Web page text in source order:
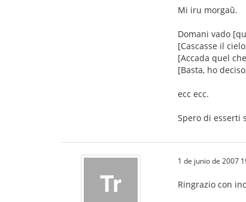
Mi iru morgaŭ.
Domani vado
[Cascasse il
[Accada quel
[Basta, ho
ecc ecc.
Spero di esserti
1 de junio de 2007
Ringrazio con